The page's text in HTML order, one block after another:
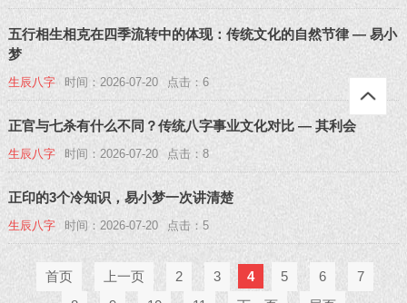
五行相生相克在四季流转中的体现：传统文化的自然节律 — 易小
梦
生辰八字 时间：2026-07-20 点击：6
正官与七杀有什么不同？传统八字事业文化对比 — 其利会
生辰八字 时间：2026-07-20 点击：8
正印的3个冷知识，易小梦一次讲清楚
生辰八字 时间：2026-07-20 点击：5
首页 上一页 2 3 4 5 6
7